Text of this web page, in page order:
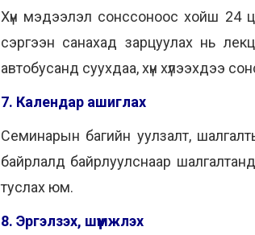
Хүн мэдээлэл сонссоноос хойш 24
сэргээн санахад зарцуулах нь
автобусанд суухдаа, хүн хүлээхдээ
7. Календар ашиглах
Семинарын багийн уулзалт,
байрлалд байрлуулснаар
туслах юм.
8. Эргэлзэх, шүүмжлэх